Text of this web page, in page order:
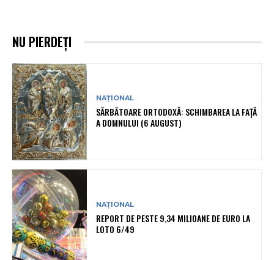
NU PIERDEȚI
NAȚIONAL
SĂRBĂTOARE ORTODOXĂ: SCHIMBAREA LA FAȚĂ
A DOMNULUI (6 AUGUST)
NAȚIONAL
REPORT DE PESTE 9,34 MILIOANE DE EURO LA
LOTO 6/49